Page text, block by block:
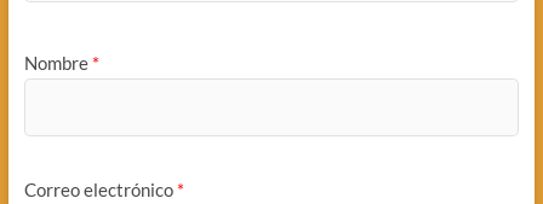
Nombre *
Correo electrónico *